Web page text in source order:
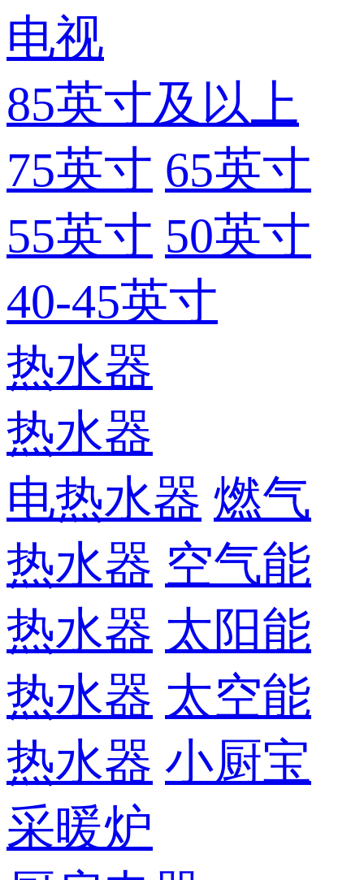
电视
85英寸及以上
75英寸 65英寸
55英寸 50英寸
40-45英寸
热水器
热水器
电热水器 燃气
热水器 空气能
热水器 太阳能
热水器 太空能
热水器 小厨宝
采暖炉